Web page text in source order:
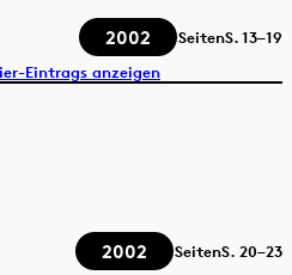
2002 SeitenS.13–19
Eintrags anzeigen
2002 SeitenS. 20–23